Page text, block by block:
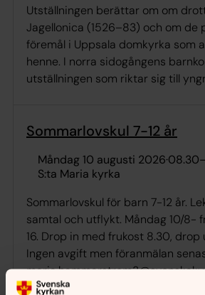
Utställningen berättar om om
Jagellonica (1526–83) och om de
föremål i Uppsala domkyrka som
henne. I norra sidogångens
utställningen som riktar sig till
Sommarlovskul 7-12 år
måndag 10 augusti 2026·08.30
S:ta Maria kyrka
Sommarlovskul för barn 7-12 år.
samtal och utflykt. Måndag 10/8-
16. Drop in med frukost 8.30, drop
Ingen avgift men föranmälan